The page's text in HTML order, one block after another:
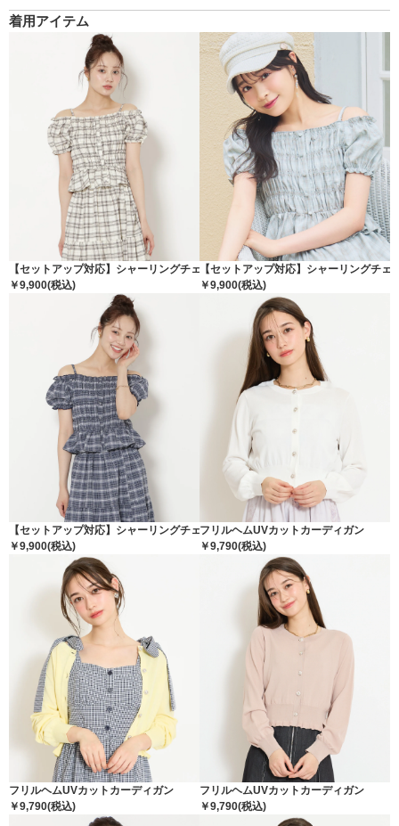
着用アイテム
【セットアップ対応】シャーリングチェックブラウス
￥9,900(税込)
【セットアップ対応】シャーリングチェ
￥9,900(税込)
【セットアップ対応】シャーリングチェックブラウス
￥9,900(税込)
フリルヘムUVカットカーディガン
￥9,790(税込)
フリルヘムUVカットカーディガン
￥9,790(税込)
フリルヘムUVカットカーディガン
￥9,790(税込)